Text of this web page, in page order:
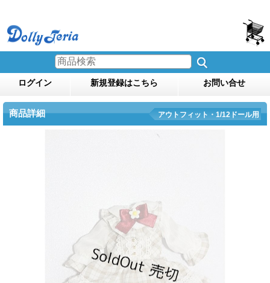
ログイン 新規登録はこちら お問い合せ
商品詳細 アウトフィット・1/12ドール用